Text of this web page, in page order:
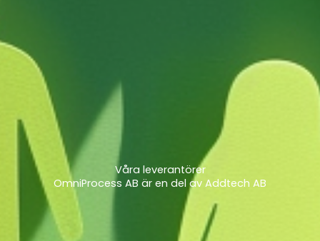
Våra leverantörer
OmniProcess AB är en del av Addtech AB